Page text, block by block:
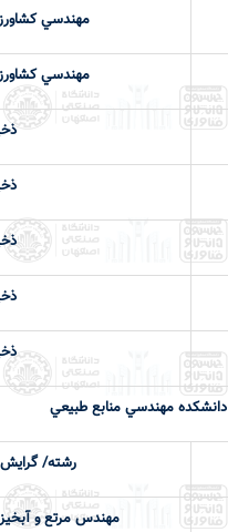
مهندسي
مهندسي
دانشكده مهندسي منابع طبيعي
رشته/
مهندس مرتع و